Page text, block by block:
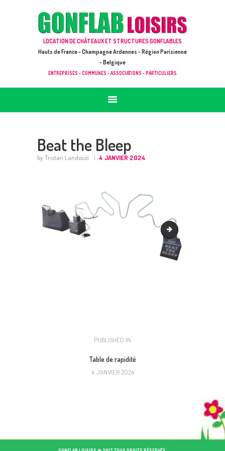
LOCATION DE CHÂTEAUX ET STRUCTURES GONFLABLES
Hauts de France - Champagne Ardennes - Région Parisienne
- Belgique
ENTREPRISES - COMMUNES - ASSOCIATIONS - PARTICULIERS
GONFLAB LOISIRS
ACCUEIL
JEUX À LOUER & PRESTATIONS
CATALOGUE / TARIF
DEMANDE DE DEVIS (SOUS 24H)
Beat the Bleep
by Tristan Landouzi 4 JANVIER 2024
Grab IT
NAVIGATION
PUBLISHED IN
Table de rapidité
4 JANVIER 2024